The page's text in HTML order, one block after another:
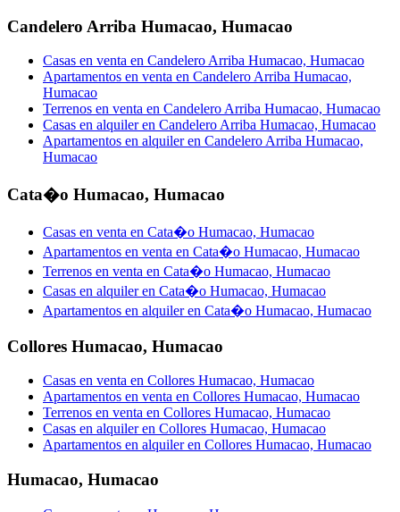
Candelero Arriba Humacao, Humacao
Casas en venta en Candelero Arriba Humacao, Humacao
Apartamentos en venta en Candelero Arriba Humacao,
Humacao
Terrenos en venta en Candelero Arriba Humacao, Humacao
Casas en alquiler en Candelero Arriba Humacao, Humacao
Apartamentos en alquiler en Candelero Arriba Humacao,
Humacao
Cata�o Humacao, Humacao
Casas en venta en Cata�o Humacao, Humacao
Apartamentos en venta en Cata�o Humacao, Humacao
Terrenos en venta en Cata�o Humacao, Humacao
Casas en alquiler en Cata�o Humacao, Humacao
Apartamentos en alquiler en Cata�o Humacao, Humacao
Collores Humacao, Humacao
Casas en venta en Collores Humacao, Humacao
Apartamentos en venta en Collores Humacao, Humacao
Terrenos en venta en Collores Humacao, Humacao
Casas en alquiler en Collores Humacao, Humacao
Apartamentos en alquiler en Collores Humacao, Humacao
Humacao, Humacao